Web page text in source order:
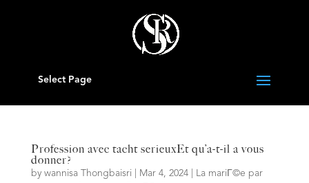
Select Page
Profession avec tacht serieuxEt qu’a-t-il a vous
donner?
by wannisa Thongbaisri Mar 4, 2024|
La mariГ©e par